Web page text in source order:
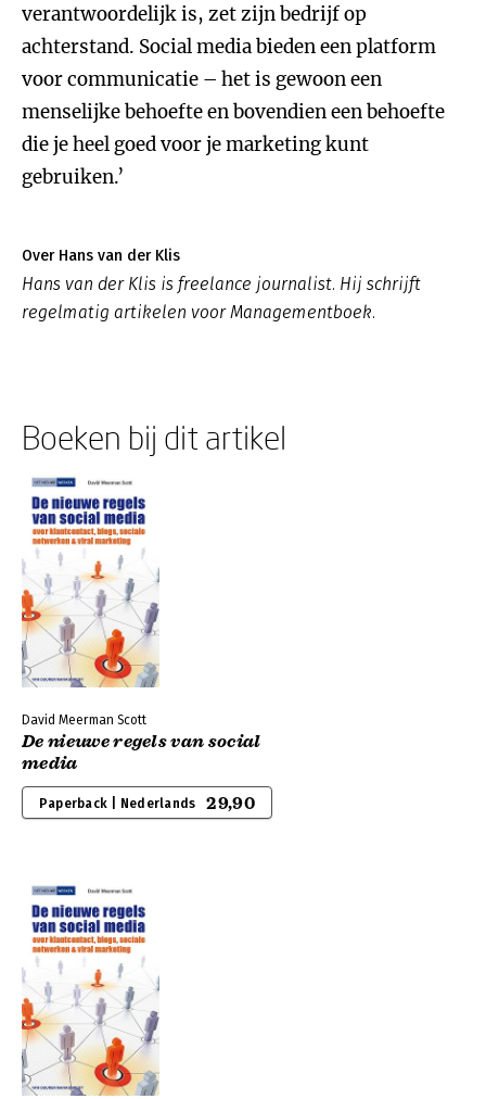
verantwoordelijk is, zet zijn bedrijf op
achterstand. Social media bieden een platform
voor communicatie – het is gewoon een
menselijke behoefte en bovendien een behoefte
die je heel goed voor je marketing kunt
gebruiken.’
Over Hans van der Klis
Hans van der Klis is freelance journalist. Hij schrijft
regelmatig artikelen voor Managementboek.
Boeken bij dit artikel
David Meerman Scott
De nieuwe regels van social
media
Paperback | Nederlands 29,90